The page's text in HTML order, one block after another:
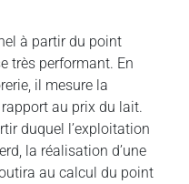
à partir du point
très performant. En
il mesure la
au prix du lait.
duquel l’exploitation
la réalisation d’une
au calcul du point